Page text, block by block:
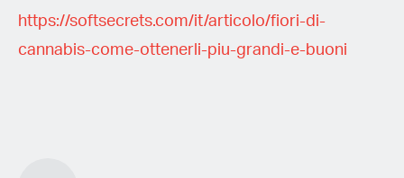
https://softsecrets.com/it/articolo/fiori-di-
cannabis-come-ottenerli-piu-grandi-e-buoni